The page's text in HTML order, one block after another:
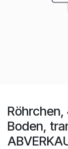
Röhrchen,
Boden,